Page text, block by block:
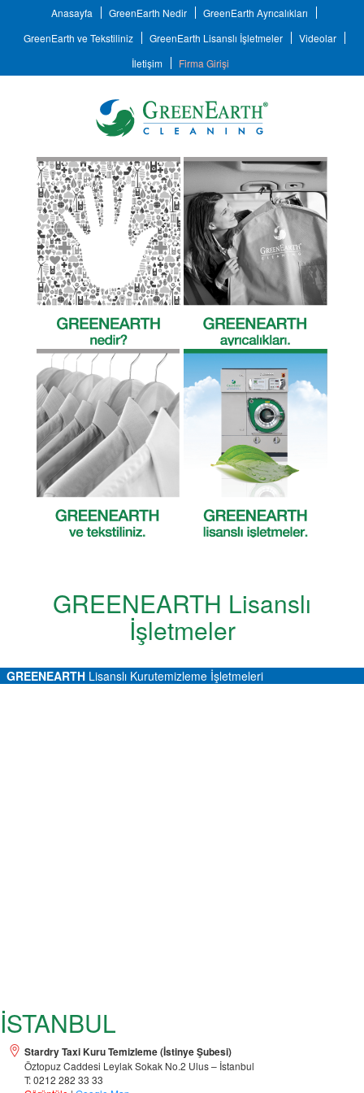
Anasayfa GreenEarth Nedir
GreenEarth Ayrıcalıkları
GreenEarth ve Tekstiliniz
GreenEarth Lisanslı İşletmeler
Videolar
İletişim
Firma Girişi
GREENEARTH Lisanslı
İşletmeler
GREENEARTH Lisanslı Kurutemizleme İşletmeleri
İSTANBUL
Stardry Taxi Kuru Temizleme (İstinye Şubesi)
Öztopuz Caddesi Leylak Sokak No.2 Ulus – İstanbul
T: 0212 282 33 33